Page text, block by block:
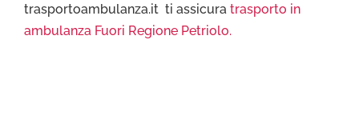
trasportoambulanza.it ti assicura trasporto in
ambulanza Fuori Regione Petriolo.